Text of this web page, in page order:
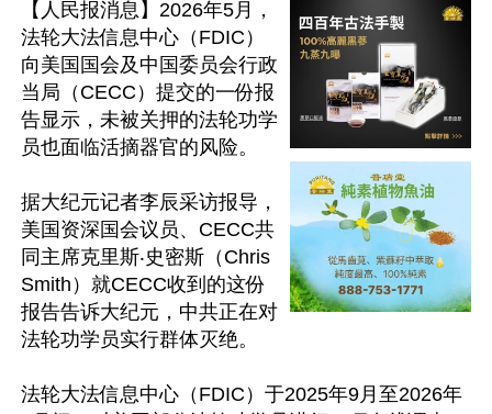
【人民报消息】2026年5月，
法轮大法信息中心（FDIC）
向美国国会及中国委员会行政
当局（CECC）提交的一份报
告显示，未被关押的法轮功学
员也面临活摘器官的风险。
据大纪元记者李辰采访报导，
美国资深国会议员、CECC共
同主席克里斯‧史密斯（Chris
Smith）就CECC收到的这份
报告告诉大纪元，中共正在对
法轮功学员实行群体灭绝。
法轮大法信息中心（FDIC）于2025年9月至2026年